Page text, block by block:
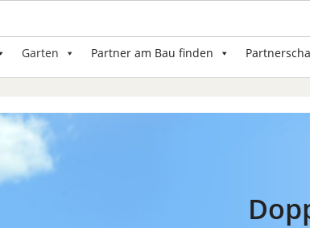
Garten Partner am Bau finden